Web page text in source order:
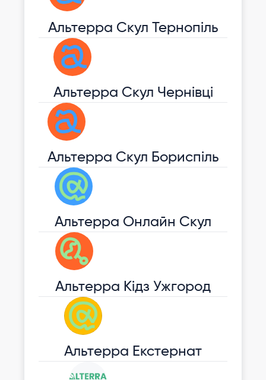
Альтерра Скул Тернопіль
Альтерра Скул Чернівці
Альтерра Скул Бориспіль
Альтерра Онлайн Скул
Альтерра Кідз Ужгород
Альтерра Екстернат